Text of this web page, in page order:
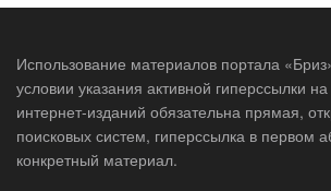
Использование материалов портала
условии указания активной гиперссылки
интернет-изданий обязательна прямая,
поисковых систем, гиперссылка в первом
конкретный материал.